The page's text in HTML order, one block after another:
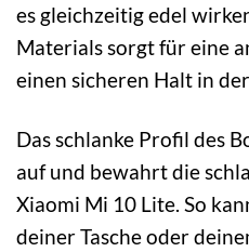
es gleichzeitig edel
Materials sorgt für eine
einen sicheren Halt in
Das schlanke Profil des
auf und bewahrt die
Xiaomi Mi 10 Lite. So
deiner Tasche oder